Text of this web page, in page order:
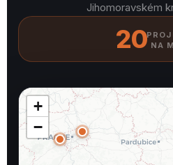
Jihomoravském
20 NA
+
−